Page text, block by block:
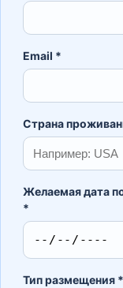
Email *
Страна
Желаемая дата
*
Тип размещения *